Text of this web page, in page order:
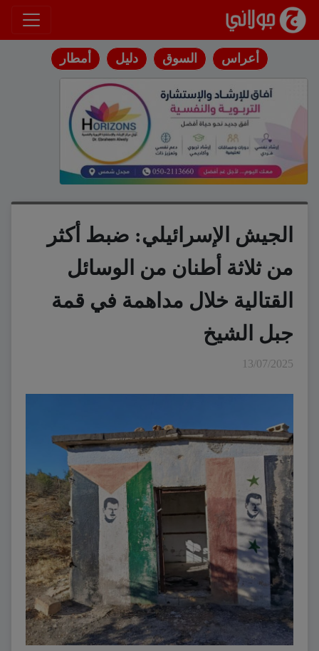
انتقل إلى المحتوى
أعراس السوق دليل أمطار
الجيش الإسرائيلي: ضبط أكثر
من ثلاثة أطنان من الوسائل
القتالية خلال مداهمة في قمة
جبل الشيخ
13/07/2025